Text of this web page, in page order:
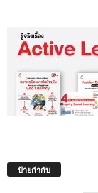
ป้ายกำกับ